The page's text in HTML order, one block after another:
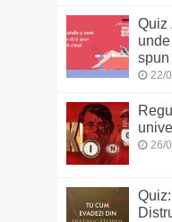
Quiz
spun
22/
26/